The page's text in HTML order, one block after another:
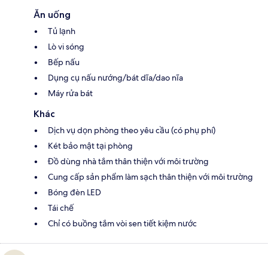
Ăn uống
Tủ lạnh
Lò vi sóng
Bếp nấu
Dụng cụ nấu nướng/bát dĩa/dao nĩa
Máy rửa bát
Khác
Dịch vụ dọn phòng theo yêu cầu (có phụ phí)
Két bảo mật tại phòng
Đồ dùng nhà tắm thân thiện với môi trường
Cung cấp sản phẩm làm sạch thân thiện với môi trường
Bóng đèn LED
Tái chế
Chỉ có buồng tắm vòi sen tiết kiệm nước